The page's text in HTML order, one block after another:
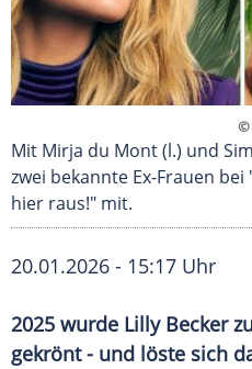
©
Mit Mirja du Mont (l.) und
zwei bekannte Ex-Frauen
hier raus!" mit.
20.01.2026 - 15:17 Uhr
2025 wurde Lilly Becker
gekrönt - und löste sich